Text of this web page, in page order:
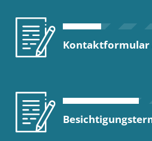
Kontaktformular